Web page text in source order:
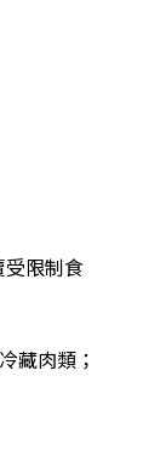
限制食
藏肉類；